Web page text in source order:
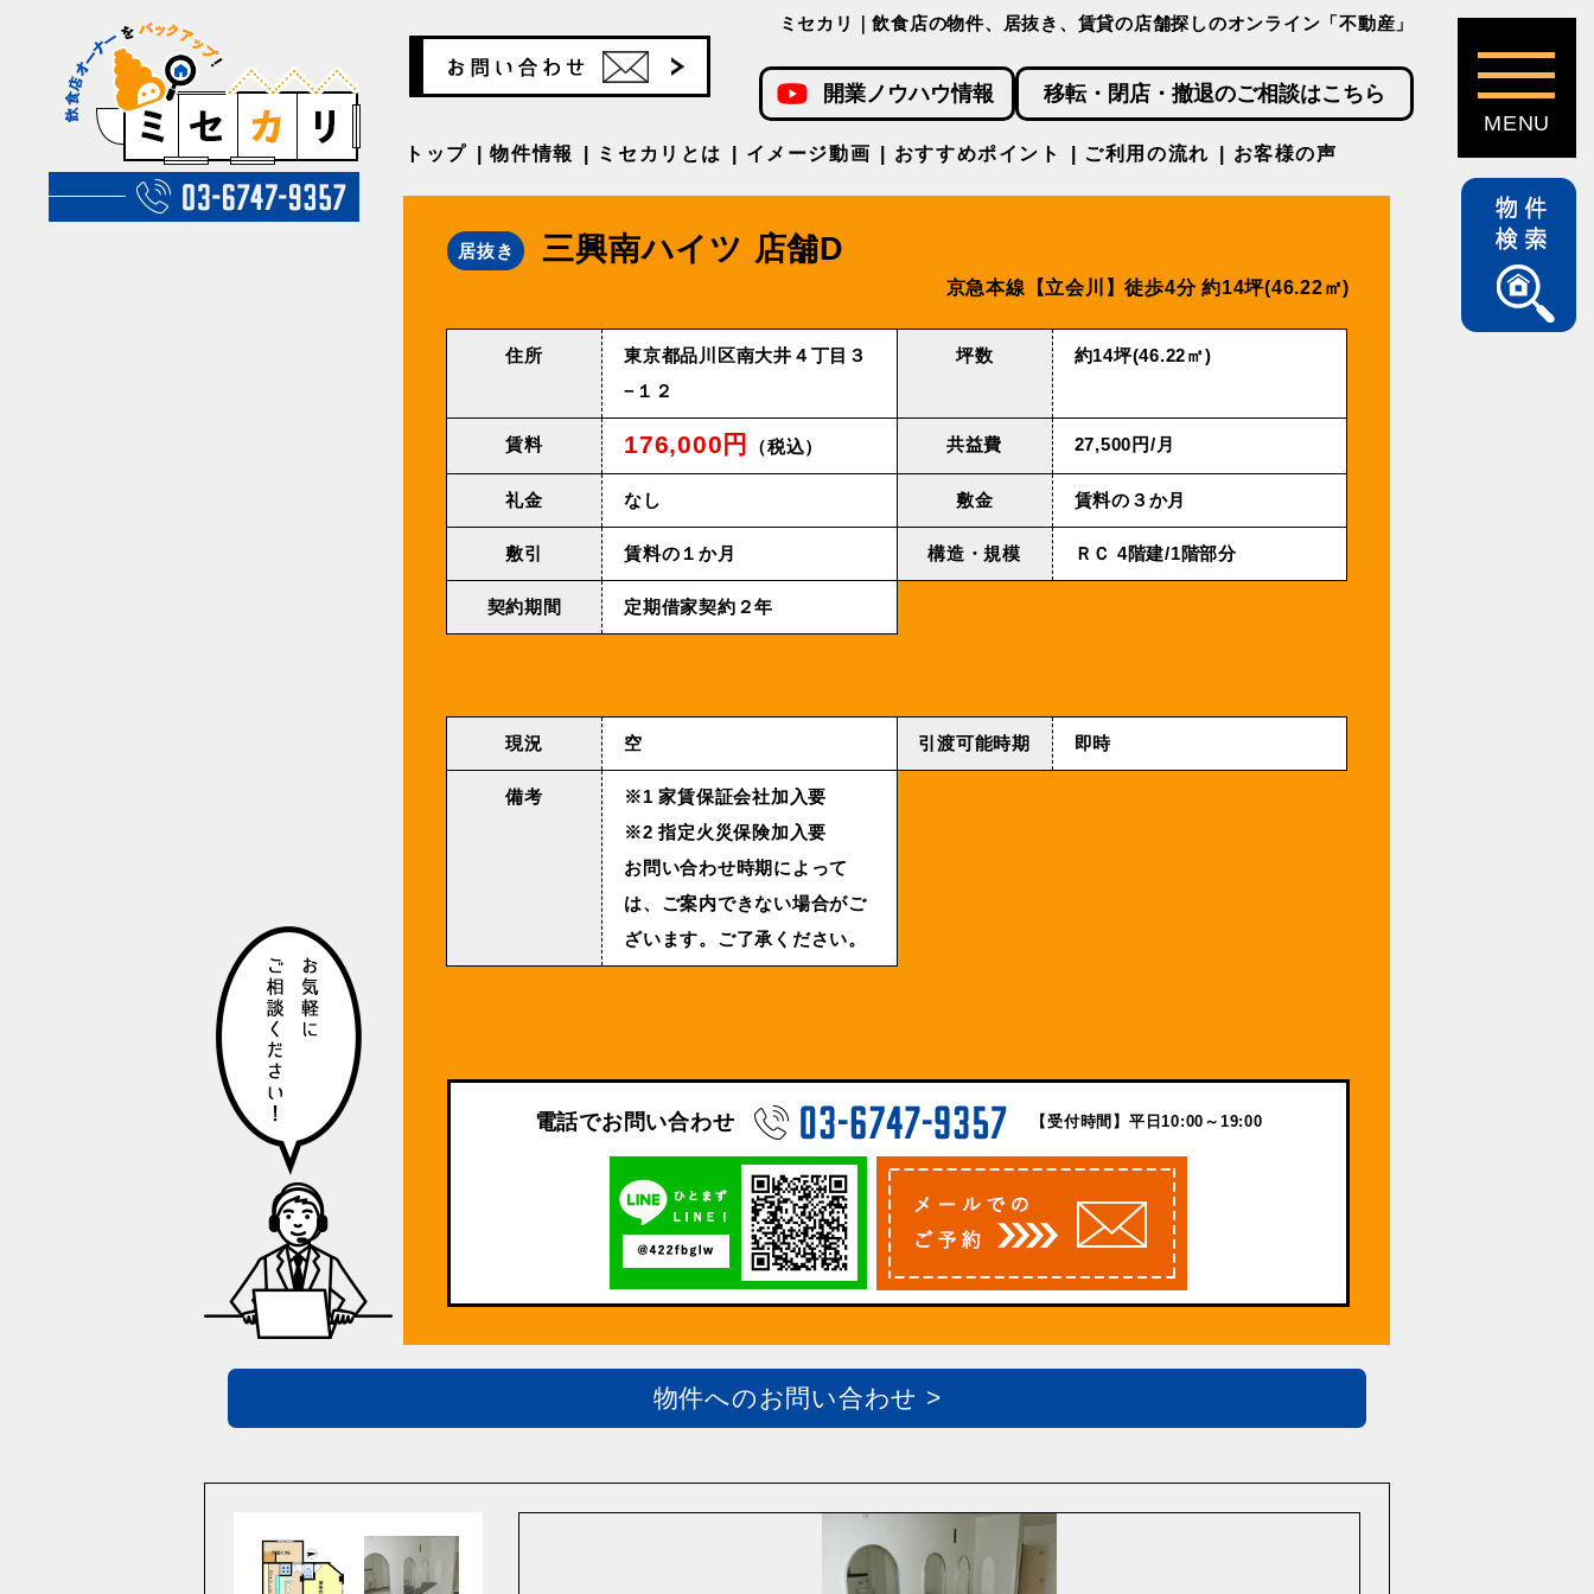
ミセカリ｜飲食店の物件、居抜き、賃貸の店舗探しのオンライン「不動産」
開業ノウハウ情報 移転・閉店・撤退のご相談はこちら
トップ 物件情報 ミセカリとは イメージ動画 おすすめポイント ご利用の流れ お客様の声
居抜き 三興南ハイツ 店舗D
京急本線【⽴会川】徒歩4分 約14坪(46.22㎡)
住所
東京都品川区南大井４丁目３
−１２
坪数 約14坪(46.22㎡)
賃料 176,000円 （税込） 共益費 27,500円/⽉
礼金 なし 敷金 賃料の３か月
敷引 賃料の１か月 構造・規模 ＲＣ 4階建/1階部分
契約期間 定期借家契約２年
現況 空 引渡可能時期 即時
備考
※1 家賃保証会社加入要
※2 指定火災保険加入要
お問い合わせ時期によって
は、ご案内できない場合がご
ざいます。ご了承ください。
電話でお問い合わせ 【受付時間】平日10:00～19:00
物件へのお問い合わせ >